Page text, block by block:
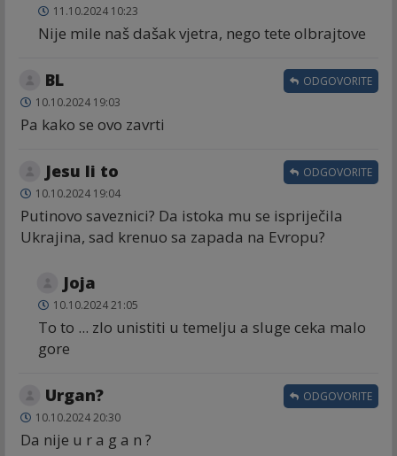
11.10.2024 10:23
Nije mile naš dašak vjetra, nego tete olbrajtove
BL
10.10.2024 19:03
Pa kako se ovo zavrti
ODGOVORITE
Jesu li to
10.10.2024 19:04
Putinovo saveznici? Da istoka mu se ispriječila
Ukrajina, sad krenuo sa zapada na Evropu?
ODGOVORITE
Joja
10.10.2024 21:05
To to ... zlo unistiti u temelju a sluge ceka malo
gore
Urgan?
10.10.2024 20:30
Da nije u r a g a n ?
ODGOVORITE